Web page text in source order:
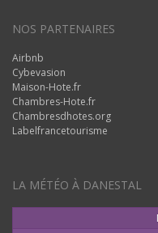
NOS PARTENAIRES
Airbnb
Cybevasion
Maison-Hote.fr
Chambres-Hote.fr
Chambresdhotes.org
Labelfrancetourisme
LA MÉTÉO À DANESTAL